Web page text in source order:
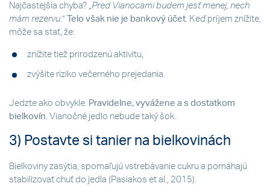
Najčastejšia chyba? „ Pred Vianocami budem jesť menej, nech
mám rezervu. ” Telo však nie je bankový účet . Keď príjem znížite,
môže sa stať, že:
znížite tiež prirodzenú aktivitu,
zvýšite riziko večerného prejedania.
Jedzte ako obvykle. Pravidelne, vyvážene a s dostatkom
bielkovín. Vianočné jedlo nebude taký šok.
3) Postavte si tanier na bielkovinách
Bielkoviny zasýtia, spomaľujú vstrebávanie cukru a pomáhajú
stabilizovať chuť do jedla (Pasiakos et al., 2015).